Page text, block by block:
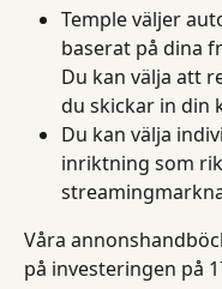
Temple väljer
baserat på dina
Du kan välja att
du skickar in din
Du kan välja
inriktning som
Våra
på investeringen på